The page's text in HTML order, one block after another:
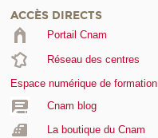
ACCÈS DIRECTS
Portail Cnam
Réseau des centres
Espace numérique de formation
Cnam blog
La boutique du Cnam